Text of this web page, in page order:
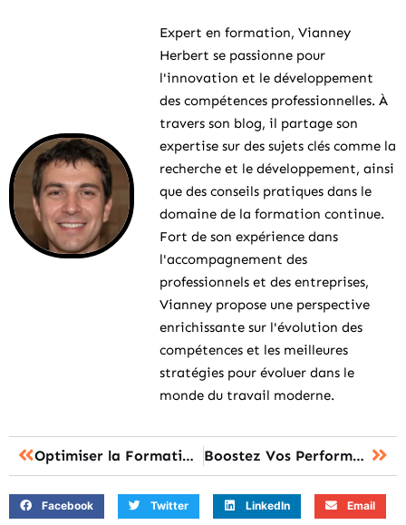
Expert en formation, Vianney
Herbert se passionne pour
l'innovation et le développement
des compétences professionnelles. À
travers son blog, il partage son
expertise sur des sujets clés comme la
recherche et le développement, ainsi
que des conseils pratiques dans le
domaine de la formation continue.
Fort de son expérience dans
l'accompagnement des
professionnels et des entreprises,
Vianney propose une perspective
enrichissante sur l'évolution des
compétences et les meilleures
stratégies pour évoluer dans le
monde du travail moderne.
Optimiser la Formation grâce aux Processus de Développement en Recherche et Développement (RD) Boostez Vos Performances au Travail Grâce à la Formation
Facebook Twitter LinkedIn Email